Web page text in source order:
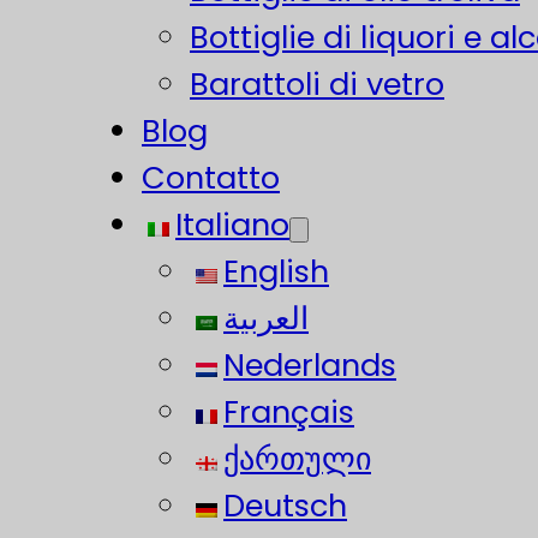
Bottiglie di liquori e
Barattoli di vetro
Blog
Contatto
Italiano
English
العربية
Nederlands
Français
ქართული
Deutsch